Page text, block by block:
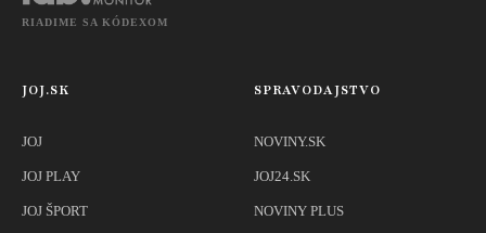
RIADIME SA KÓDEXOM
JOJ.SK
JOJ
JOJ PLAY
JOJ ŠPORT
SPRAVODAJSTVO
NOVINY.SK
JOJ24.SK
NOVINY PLUS